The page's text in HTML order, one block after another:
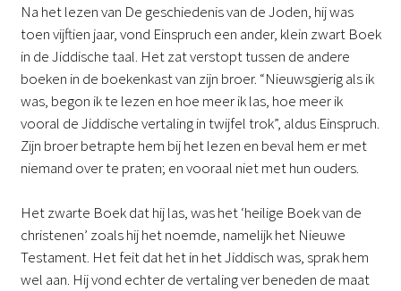
Na het lezen van De geschiedenis van de Joden, hij was
toen vijftien jaar, vond Einspruch een ander, klein zwart Boek
in de Jiddische taal. Het zat verstopt tussen de andere
boeken in de boekenkast van zijn broer. “Nieuwsgierig als ik
was, begon ik te lezen en hoe meer ik las, hoe meer ik
vooral de Jiddische vertaling in twijfel trok”, aldus Einspruch.
Zijn broer betrapte hem bij het lezen en beval hem er met
niemand over te praten; en vooraal niet met hun ouders.
Het zwarte Boek dat hij las, was het ‘heilige Boek van de
christenen’ zoals hij het noemde, namelijk het Nieuwe
Testament. Het feit dat het in het Jiddisch was, sprak hem
wel aan. Hij vond echter de vertaling ver beneden de maat